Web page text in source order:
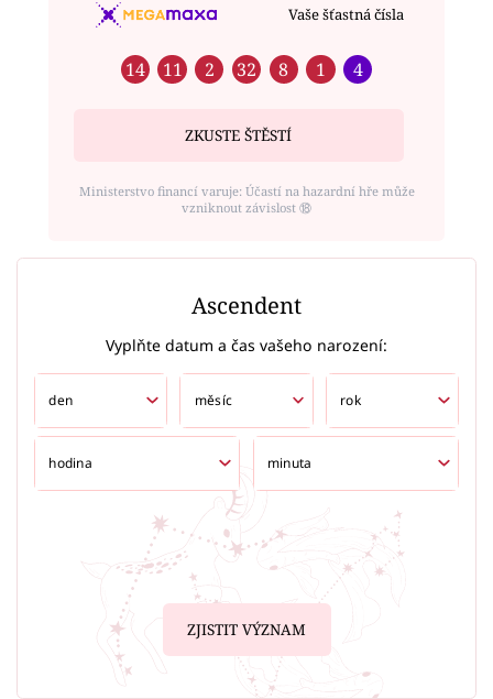
Vaše šťastná čísla
14 11 2 32 8 1 4
ZKUSTE ŠTĚSTÍ
Ministerstvo financí varuje: Účastí na hazardní hře může
vzniknout závislost ⑱
Ascendent
Vyplňte datum a čas vašeho narození:
ZJISTIT VÝZNAM